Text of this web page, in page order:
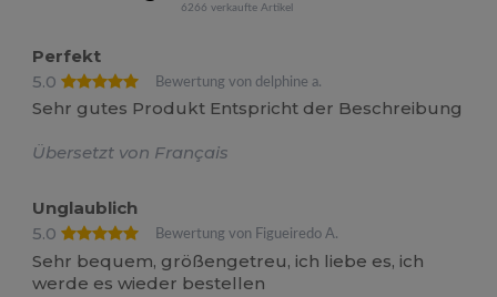
6266 verkaufte Artikel
Perfekt
5.0
Bewertung von delphine a.
Sehr gutes Produkt Entspricht der Beschreibung
Übersetzt von Français
Unglaublich
5.0
Bewertung von Figueiredo A.
Sehr bequem, größengetreu, ich liebe es, ich
werde es wieder bestellen